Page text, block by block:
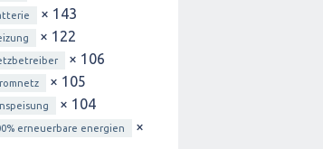
× 143
× 122
× 106
× 105
× 104
erneuerbare energien
×